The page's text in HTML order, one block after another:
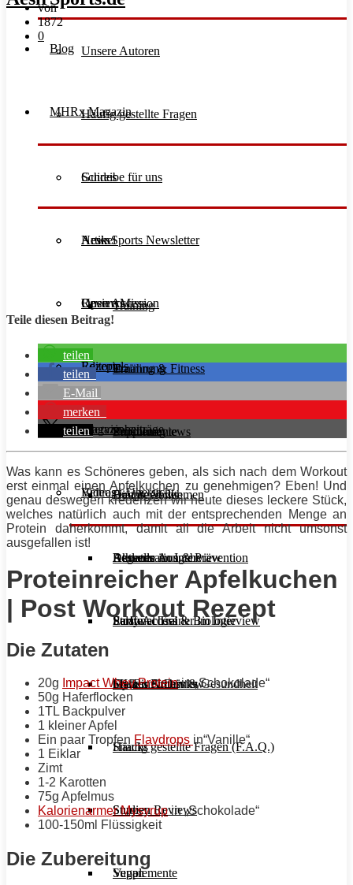
Unsere Autoren
Häufig gestellte Fragen
Schreibe für uns
Aesir Sports Newsletter
Unsere Mission
Blog
Guides
Training
Ernährung
Supplemente
Artikel
Training & Fitness
Ernährung
Diät & Abnehmen
Regeneration & Prävention
Stoffwechsel & Biologie
Frauen Fitness & Gesundheit
Häufig gestellte Fragen (F.A.Q.)
Studien Reviews
Supplemente
Reviews
Produktreviews
Buchreviews
Rezepte
Hauptgerichte
Desserts
Salate
Shakes & Drinks
Snacks
Suppen
Vegan
Interviews
Athleten im Interview
Personal Trainer im Interview
Gym im Interview
Videos
MHRx Magazin
News
Open Access
Editorials
Magazinbeiträge
Aktuelle Ausgabe
Early Access
MHRx Archiv
Beitrags-Übersicht
von
1872
0
Teile diesen Beitrag!
teilen
teilen
E-Mail
merken
teilen
Was kann es Schöneres geben, als sich nach dem Workout
erst einmal einen Apfelkuchen zu genehmigen? Eben! Und
genau deswegen kredenzen wir heute dieses leckere Stück,
welches natürlich auch mit der entsprechenden Menge an
Protein daherkommt, damit all die Arbeit nicht umsonst
ausgefallen ist!
Proteinreicher Apfelkuchen
| Post Workout Rezept
Die Zutaten
20g Impact Whey Proteinin „Schokolade“
50g Haferflocken
1TL Backpulver
1 kleiner Apfel
Ein paar Tropfen Flavdrops in“Vanille“
1 Eiklar
Zimt
1-2 Karotten
75g Apfelmus
Kalorienarmer Mysyrupin „Schokolade“
100-150ml Flüssigkeit
Die Zubereitung